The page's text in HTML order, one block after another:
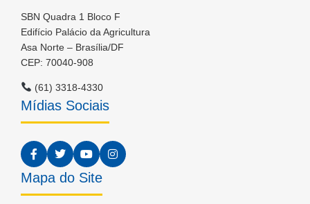
SBN Quadra 1 Bloco F
Edifício Palácio da Agricultura
Asa Norte – Brasília/DF
CEP: 70040-908
(61) 3318-4330
Mídias Sociais
Mapa do Site